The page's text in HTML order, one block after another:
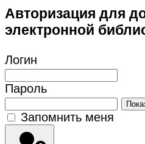
Авторизация для
электронной
Логин
Пароль
Запомнить меня